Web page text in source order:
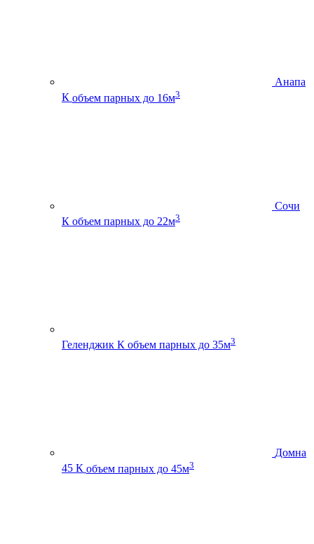
Анапа
К объем парных до 16м3
Сочи
К объем парных до 22м3
Геленджик К объем парных до 35м3
Домна
45 К объем парных до 45м3